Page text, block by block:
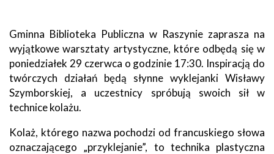
Gminna Biblioteka Publiczna w Raszynie zaprasza na
wyjątkowe warsztaty artystyczne, które odbędą się w
poniedziałek 29 czerwca o godzinie 17:30. Inspiracją do
twórczych działań będą słynne wyklejanki Wisławy
Szymborskiej, a uczestnicy spróbują swoich sił w
technice kolażu.
Kolaż, którego nazwa pochodzi od francuskiego słowa
oznaczającego „przyklejanie”, to technika plastyczna